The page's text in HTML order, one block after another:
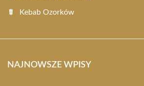
Kebab Ozorków
NAJNOWSZE WPISY